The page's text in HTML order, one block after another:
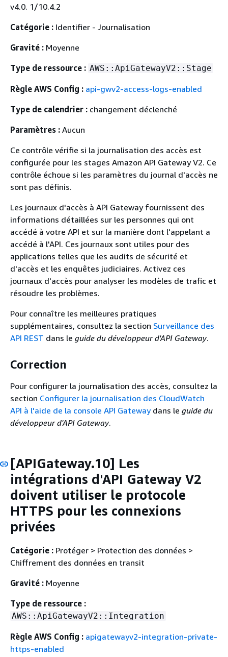
v4.0. 1/10.4.2
Catégorie : Identifier - Journalisation
Gravité : Moyenne
Type de ressource : AWS::ApiGatewayV2::Stage
Règle AWS Config : api-gwv2-access-logs-enabled
Type de calendrier : changement déclenché
Paramètres : Aucun
Ce contrôle vérifie si la journalisation des accès est
configurée pour les stages Amazon API Gateway V2. Ce
contrôle échoue si les paramètres du journal d'accès ne
sont pas définis.
Les journaux d'accès à API Gateway fournissent des
informations détaillées sur les personnes qui ont
accédé à votre API et sur la manière dont l'appelant a
accédé à l'API. Ces journaux sont utiles pour des
applications telles que les audits de sécurité et
d'accès et les enquêtes judiciaires. Activez ces
journaux d'accès pour analyser les modèles de trafic et
résoudre les problèmes.
Pour connaître les meilleures pratiques
supplémentaires, consultez la section Surveillance des
API REST dans le guide du développeur d'API Gateway.
Correction
Pour configurer la journalisation des accès, consultez la
section Configurer la journalisation des CloudWatch
API à l'aide de la console API Gatewaydans le guide du
développeur d'API Gateway.
[APIGateway.10] Les
intégrations d'API Gateway V2
doivent utiliser le protocole
HTTPS pour les connexions
privées
Catégorie : Protéger > Protection des données >
Chiffrement des données en transit
Gravité : Moyenne
Type de ressource :
AWS::ApiGatewayV2::Integration
Règle AWS Config : apigatewayv2-integration-private-
https-enabled